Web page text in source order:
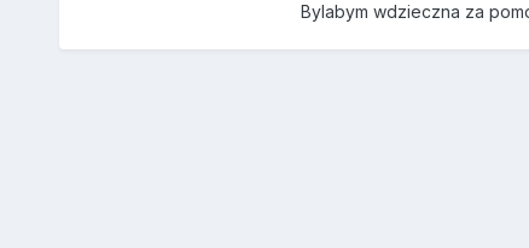
Bylabym wdzieczna za